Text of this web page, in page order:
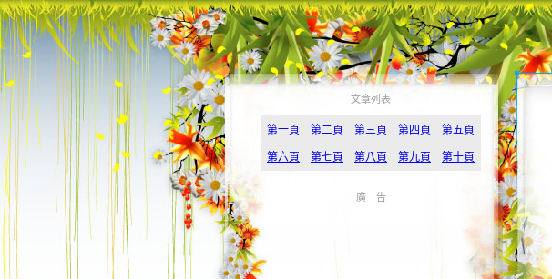
文章列表
第一頁 第二頁 第三頁 第四頁 第五頁
第六頁 第七頁 第八頁 第九頁 第十頁
廣 告